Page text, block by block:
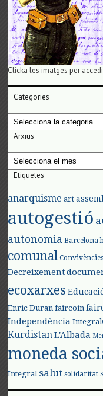
Clicka les imatges per
Categories
Categories
Arxius
Arxius
Etiquetes
anarquisme art
autogestió
autonomia Barcelona
comunal Convivències
Decreixement
ecoxarxes
Enric Duran faircoin
Independència
KurdistanL'Albada
moneda
Integral salut solidaritat